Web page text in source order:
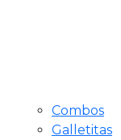
Combos
Galletitas